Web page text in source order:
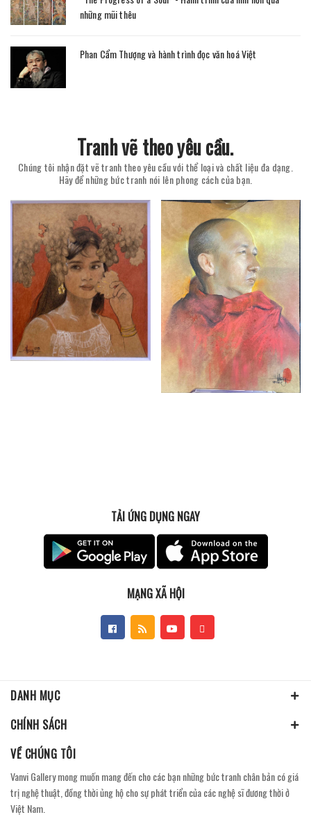
những mũi thêu
Phan Cẩm Thượng và hành trình đọc văn hoá Việt
Tranh vẽ theo yêu cầu.
Chúng tôi nhận đặt vẽ tranh theo yêu cầu với thể loại và chất liệu đa dạng.
Hãy để những bức tranh nói lên phong cách của bạn.
TẢI ỨNG DỤNG NGAY
MẠNG XÃ HỘI
DANH MỤC
CHÍNH SÁCH
VỀ CHÚNG TÔI
Vanvi Gallery mong muốn mang đến cho các bạn những bức tranh chân bản có giá
trị nghệ thuật, đồng thời ủng hộ cho sự phát triển của các nghệ sĩ đương thời ở
Việt Nam.